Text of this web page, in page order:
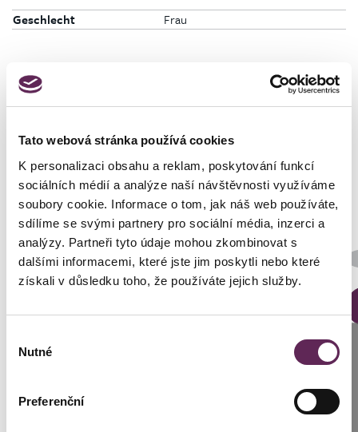
Tato webová stránka používá cookies
K personalizaci obsahu a reklam, poskytování funkcí
sociálních médií a analýze naší návštěvnosti využíváme
soubory cookie. Informace o tom, jak náš web používáte,
sdílíme se svými partnery pro sociální média, inzerci a
analýzy. Partneři tyto údaje mohou zkombinovat s
dalšími informacemi, které jste jim poskytli nebo které
získali v důsledku toho, že používáte jejich služby.
souhlasu
Nutné
Preferenční
Geschlecht Frau
Fotos vorher und nachher
DETAILS DER VERWANDLUNG
Brünn: +420 776 279 454